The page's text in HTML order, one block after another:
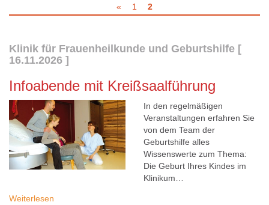
«
1 2
Klinik für Frauenheilkunde und Geburtshilfe [
16.11.2026 ]
Infoabende mit Kreißsaalführung
In den regelmäßigen
Veranstaltungen erfahren Sie
von dem Team der
Geburtshilfe alles
Wissenswerte zum Thema:
Die Geburt Ihres Kindes im
Klinikum…
Weiterlesen